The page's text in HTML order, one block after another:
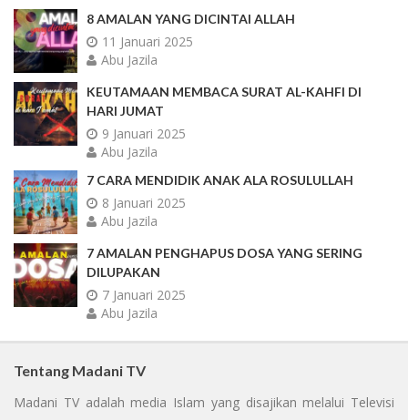
8 AMALAN YANG DICINTAI ALLAH
11 Januari 2025
Abu Jazila
KEUTAMAAN MEMBACA SURAT AL-KAHFI DI
HARI JUMAT
9 Januari 2025
Abu Jazila
7 CARA MENDIDIK ANAK ALA ROSULULLAH
8 Januari 2025
Abu Jazila
7 AMALAN PENGHAPUS DOSA YANG SERING
DILUPAKAN
7 Januari 2025
Abu Jazila
Tentang Madani TV
Madani TV adalah media Islam yang disajikan melalui Televisi